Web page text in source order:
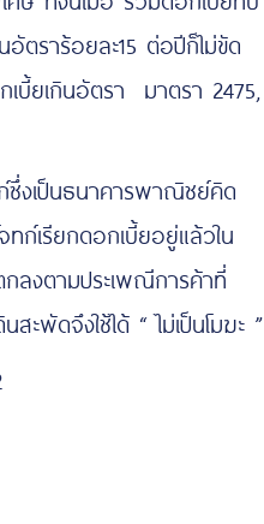
อัตราร้อยละ15 ต่อปีก็ไม่ขัด
บี้ยเกินอัตรา มาตรา 2475,
ซึ่งเป็นธนาคารพาณิชย์คิด
ทก์เรียกดอกเบี้ยอยู่แล้วใน
ลงตามประเพณีการค้าที่
พัดจึงใช้ได้ “ ไม่เป็นโมฆะ ”